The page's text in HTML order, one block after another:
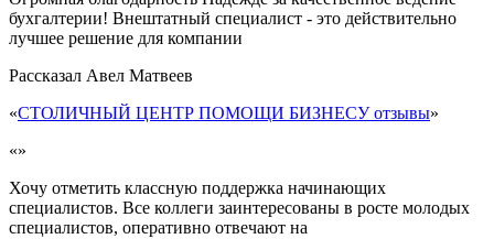
бухгалтерии! Внештатный специалист - это действительно
лучшее решение для компании
Рассказал Авел Матвеев
«СТОЛИЧНЫЙ ЦЕНТР ПОМОЩИ БИЗНЕСУ отзывы»
«»
Хочу отметить классную поддержка начинающих
специалистов. Все коллеги заинтересованы в росте молодых
специалистов, оперативно отвечают на